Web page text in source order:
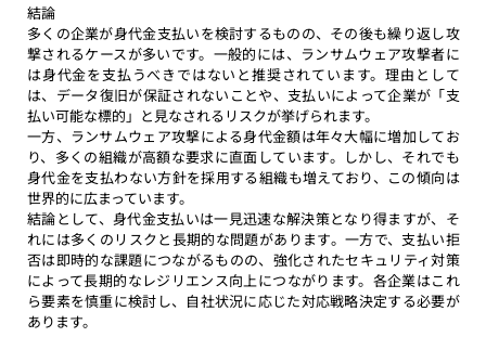
結論
多くの企業が身代金支払いを検討するものの、その後も繰り返し攻
撃されるケースが多いです。一般的には、ランサムウェア攻撃者に
は身代金を支払うべきではないと推奨されています。理由として
は、データ復旧が保証されないことや、支払いによって企業が「支
払い可能な標的」と見なされるリスクが挙げられます。
一方、ランサムウェア攻撃による身代金額は年々大幅に増加してお
り、多くの組織が高額な要求に直面しています。しかし、それでも
身代金を支払わない方針を採用する組織も増えており、この傾向は
世界的に広まっています。
結論として、身代金支払いは一見迅速な解決策となり得ますが、そ
れには多くのリスクと長期的な問題があります。一方で、支払い拒
否は即時的な課題につながるものの、強化されたセキュリティ対策
によって長期的なレジリエンス向上につながります。各企業はこれ
ら要素を慎重に検討し、自社状況に応じた対応戦略決定する必要が
あります。